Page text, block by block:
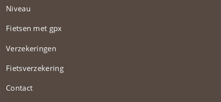
Niveau
Fietsen met gpx
Verzekeringen
Fietsverzekering
Contact